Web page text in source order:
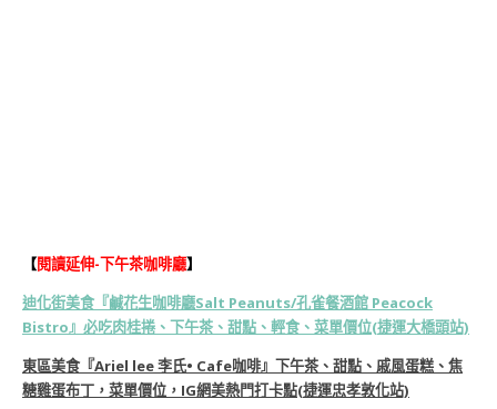
【閱讀延伸-下午茶咖啡廳】
迪化街美食『鹹花生咖啡廳Salt Peanuts/孔雀餐酒館 Peacock
Bistro』必吃肉桂捲、下午茶、甜點、輕食、菜單價位(捷運大橋頭站)
東區美食『Ariel lee 李氏• Cafe咖啡』下午茶、甜點、戚風蛋糕、焦
糖雞蛋布丁，菜單價位，IG網美熱門打卡點(捷運忠孝敦化站)